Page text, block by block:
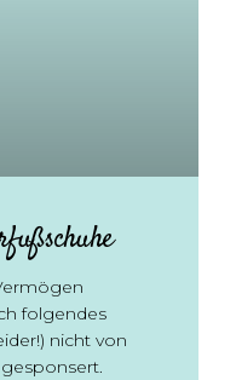
folgendes
nicht von